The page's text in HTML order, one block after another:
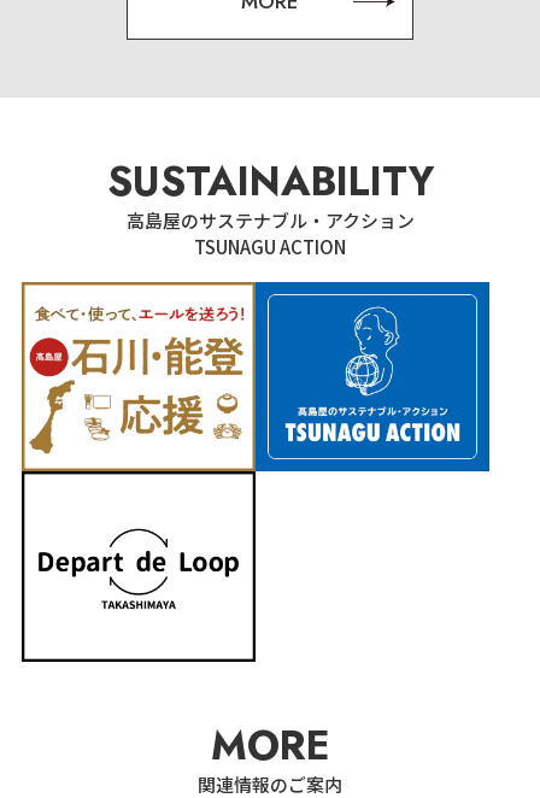
SUSTAINABILITY
高島屋のサステナブル・アクション
TSUNAGU ACTION
MORE
関連情報のご案内